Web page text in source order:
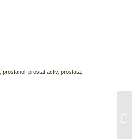
,prostanol ,prostat activ,prostata,